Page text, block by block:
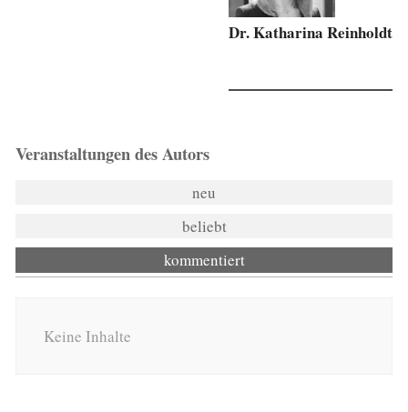
Dr. Katharina Reinholdt
Veranstaltungen des Autors
neu
beliebt
kommentiert
Keine Inhalte